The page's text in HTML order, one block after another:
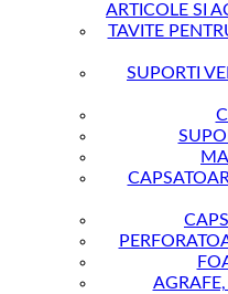
ARTICOLE SI
TAVITE
SUPORTI